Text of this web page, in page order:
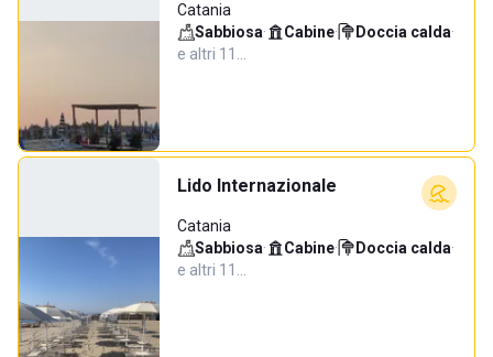
Catania
Sabbiosa· Cabine· Doccia calda·
e altri 11…
Lido Internazionale
Catania
Sabbiosa· Cabine· Doccia calda·
e altri 11…